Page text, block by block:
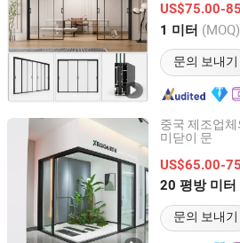
US$75.00-
1 미터 (MOQ)
문의 보내기
Sichuan, China 이후
중국 제조업
미닫이 문
US$65.00-
20 평방 미터
문의 보내기
Jiangxi Jinpeng Aluminium Industry
Jiangxi, China 이후